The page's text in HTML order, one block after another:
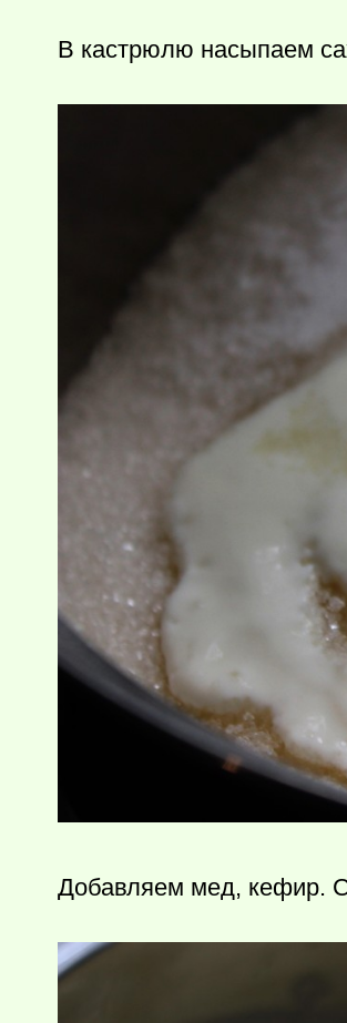
В кастрюлю насыпаем
Добавляем мед, кефир.